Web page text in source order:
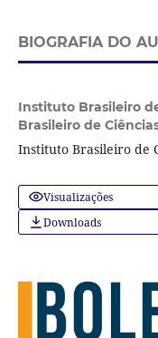
BIOGRAFIA DO
Instituto Brasileiro
Brasileiro de
Instituto Brasileiro de
Visualizações
Downloads